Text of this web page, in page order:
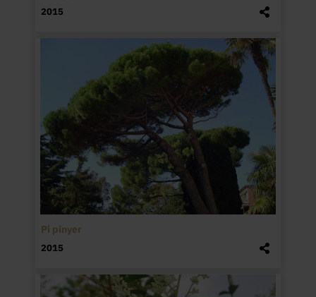
2015
Pi pinyer
2015